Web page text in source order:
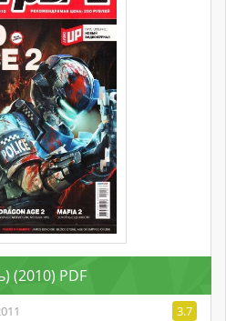
(2010) PDF
3.7